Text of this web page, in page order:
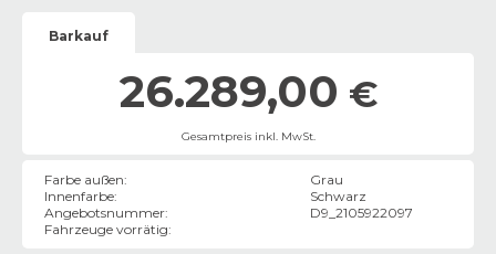
Barkauf
26.289,00 €
Gesamtpreis inkl. MwSt.
Farbe außen:
Grau
Innenfarbe:
Schwarz
Angebotsnummer:
D9_2105922097
Fahrzeuge vorrätig: